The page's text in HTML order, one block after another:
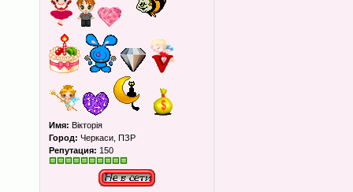
Имя: Вікторія
Город: Черкаси, ПЗР
Репутация: 150